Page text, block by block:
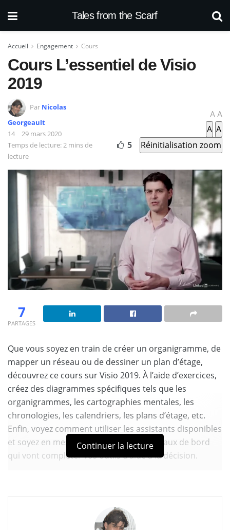
Tales from the Scarf
Accueil Engagement Cours
Cours L’essentiel de Visio
2019
Par Nicolas
Georgeault
29 mars 2020
Temps de lecture: 2 mins de
lecture
5
AA
A A
Réinitialisation zoom
7
PARTAGES
Que vous soyez en train de créer un organigramme, de
mapper un réseau ou de dessiner un plan d’étage,
découvrez ce cours sur Visio 2019. À l’aide d’exercices,
créez des diagrammes spécifiques tels que les
organigrammes, les cartographies mentales, les
chronologies, les calendriers, les plans d’étage, etc.
Enfin, voyez comment utiliser les assistants disponibles
et soyez en mesure de réaliser des tableaux de bord
qui vont compléter vos outils d’aide à la décision.
Visio est probablement un des outils les plus sous-
Continuer la lecture